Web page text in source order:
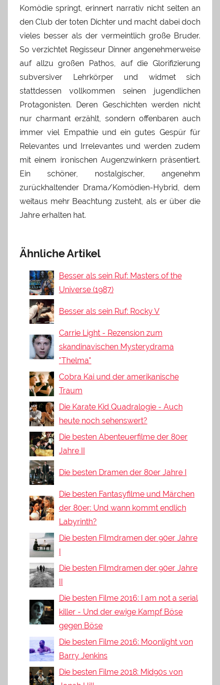
Komödie springt, erinnert narrativ nicht selten an
den Club der toten Dichter und macht dabei doch
vieles besser als der vermeintlich große Bruder.
So verzichtet Regisseur Dinner angenehmerweise
auf allzu großen Pathos, auf die Glorifizierung
subversiver Lehrkörper und widmet sich
stattdessen vollkommen seinen jugendlichen
Protagonisten. Deren Geschichten werden nicht
nur charmant erzählt, sondern offenbaren auch
immer viel Empathie und ein gutes Gespür für
Relevantes und Irrelevantes und werden zudem
mit einem ironischen Augenzwinkern präsentiert.
Ein schöner, nostalgischer, angenehm
zurückhaltender Drama/Komödien-Hybrid, dem
weitaus mehr Beachtung zusteht, als er über die
Jahre erhalten hat.
Ähnliche Artikel
Besser als sein Ruf: Masters of the
Universe (1987)
Besser als sein Ruf: Rocky V
Carrie Light - Rezension zum
skandinavischen Mysterydrama
"Thelma"
Cobra Kai und der amerikanische
Traum
Die Karate Kid Quadralogie - Auch
heute noch sehenswert?
Die besten Abenteuerfilme der 80er
Jahre II
Die besten Dramen der 80er Jahre I
Die besten Fantasyfilme und Märchen
der 80er: Und wann kommt endlich
Labyrinth?
Die besten Filmdramen der 90er Jahre
I
Die besten Filmdramen der 90er Jahre
II
Die besten Filme 2016: I am not a serial
killer - Und der ewige Kampf Böse
gegen Böse
Die besten Filme 2016: Moonlight von
Barry Jenkins
Die besten Filme 2018: Mid90s von